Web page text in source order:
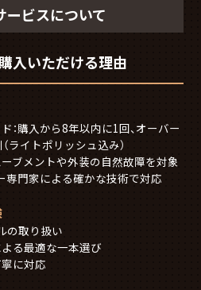
ービスについて
入いただける理由
：購入から8年以内に1回、オーバー
ライトポリッシュ込み）
ブメントや外装の自然故障を対象
専門家による確かな技術で対応
の取り扱い
る最適な一本選び
に対応